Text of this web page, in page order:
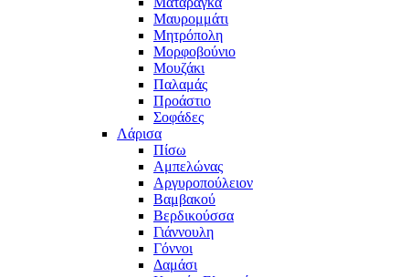
Μαυρομμάτι
Μητρόπολη
Μορφοβούνιο
Μουζάκι
Παλαμάς
Προάστιο
Σοφάδες
Λάρισα
Πίσω
Αμπελώνας
Αργυροπούλειον
Βαμβακού
Βερδικούσσα
Γιάννουλη
Γόννοι
Δαμάσι